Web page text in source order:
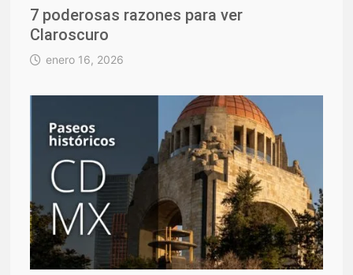
7 poderosas razones para ver
Claroscuro
enero 16, 2026